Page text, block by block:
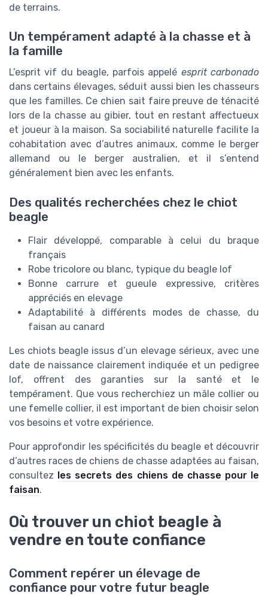
de terrains.
Un tempérament adapté à la chasse et à
la famille
L’esprit vif du beagle, parfois appelé esprit carbonado
dans certains élevages, séduit aussi bien les chasseurs
que les familles. Ce chien sait faire preuve de ténacité
lors de la chasse au gibier, tout en restant affectueux
et joueur à la maison. Sa sociabilité naturelle facilite la
cohabitation avec d’autres animaux, comme le berger
allemand ou le berger australien, et il s’entend
généralement bien avec les enfants.
Des qualités recherchées chez le chiot
beagle
Flair développé, comparable à celui du braque
français
Robe tricolore ou blanc, typique du beagle lof
Bonne carrure et gueule expressive, critères
appréciés en elevage
Adaptabilité à différents modes de chasse, du
faisan au canard
Les chiots beagle issus d’un elevage sérieux, avec une
date de naissance clairement indiquée et un pedigree
lof, offrent des garanties sur la santé et le
tempérament. Que vous recherchiez un mâle collier ou
une femelle collier, il est important de bien choisir selon
vos besoins et votre expérience.
Pour approfondir les spécificités du beagle et découvrir
d’autres races de chiens de chasse adaptées au faisan,
consultez les secrets des chiens de chasse pour le
faisan.
Où trouver un chiot beagle à
vendre en toute confiance
Comment repérer un élevage de
confiance pour votre futur beagle